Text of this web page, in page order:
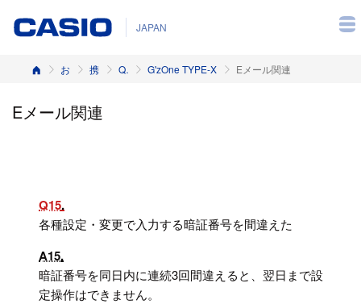
JAPAN
ホーム お客様サポート 携帯電話 Q&A（よくある質問と答え） G'zOne TYPE-X Eメール関連
Eメール関連
Q15
各種設定・変更で入力する暗証番号を間違えた
A15
暗証番号を同日内に連続3回間違えると、翌日まで設
定操作はできません。